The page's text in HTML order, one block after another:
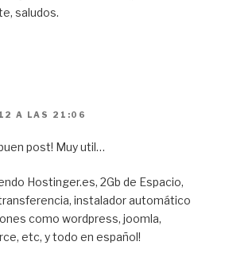
saludos.
A LAS 21:06
post! Muy util…
Hostinger.es, 2Gb de Espacio,
instalador automático
como wordpress, joomla,
etc, y todo en español!